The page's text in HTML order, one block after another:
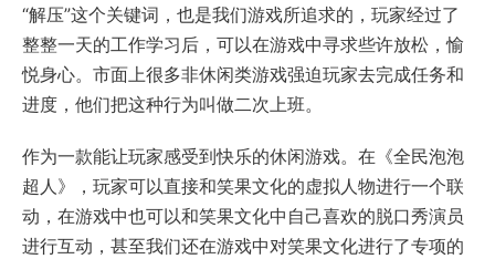
“解压”这个关键词，也是我们游戏所追求的，玩家经过了
整整一天的工作学习后，可以在游戏中寻求些许放松，愉
悦身心。市面上很多非休闲类游戏强迫玩家去完成任务和
进度，他们把这种行为叫做二次上班。
作为一款能让玩家感受到快乐的休闲游戏。在《全民泡泡
超人》，玩家可以直接和笑果文化的虚拟人物进行一个联
动，在游戏中也可以和笑果文化中自己喜欢的脱口秀演员
进行互动，甚至我们还在游戏中对笑果文化进行了专项的